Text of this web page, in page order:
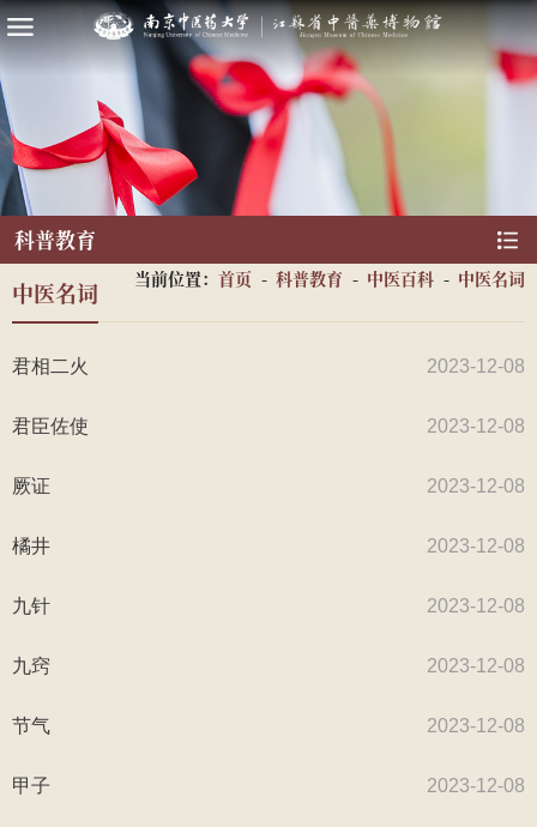
科普教育
当前位置： 首页 - 科普教育 - 中医百科 - 中医名词
中医名词
君相二火 2023-12-08
君臣佐使 2023-12-08
厥证 2023-12-08
橘井 2023-12-08
九针 2023-12-08
九窍 2023-12-08
节气 2023-12-08
甲子 2023-12-08